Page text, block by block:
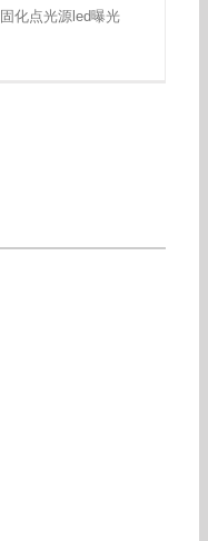
化点光源led曝光